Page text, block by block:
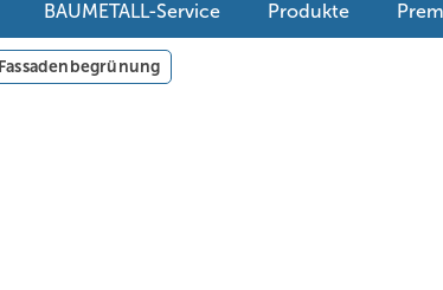
BAUMETALL-Service Produkte
Fassadenbegrünung